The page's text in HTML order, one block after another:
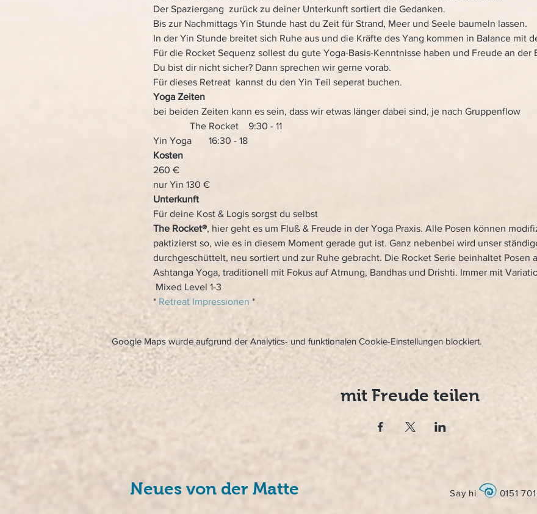
Der Spaziergang  zurück zu deiner Unterkunft sortiert die Gedanken.
Bis zur Nachmittags Yin Stunde hast du Zeit für Strand, Meer und Seele baumeln lassen.
In der Yin Stunde breitet sich Ruhe aus und die Kräfte des Yang kommen in Balance mit
Für die Rocket Sequenz sollest du gute Yoga-Basis-Kenntnisse haben und Freude an der
Du bist dir nicht sicher? Dann sprechen wir gerne vorab.
Für dieses Retreat  kannst du den Yin Teil seperat buchen.
Yoga Zeiten
bei beiden Zeiten kann es sein, dass wir etwas länger dabei sind, je nach Gruppenflow
The Rocket    9:30 - 11
Yin Yoga       16:30 - 18
Kosten
260 €
nur Yin 130 €
Unterkunft
Für deine Kost & Logis sorgst du selbst
The Rocket®, hier geht es um Fluß & Freude in der Yoga Praxis. Alle Posen können
paktizierst so, wie es in diesem Moment gerade gut ist. Ganz nebenbei wird unser
durchgeschüttelt, neu sortiert und zur Ruhe gebracht. Die Rocket Serie beinhaltet Posen
Ashtanga Yoga, traditionell mit Fokus auf Atmung, Bandhas und Drishti. Immer mit
Mixed Level 1-3
* Retreat Impressionen *
Google Maps wurde aufgrund der Analytics- und funktionalen Cookie-Einstellungen blockiert.
mit Freude teilen
Neues von der Matte Say hi 0151